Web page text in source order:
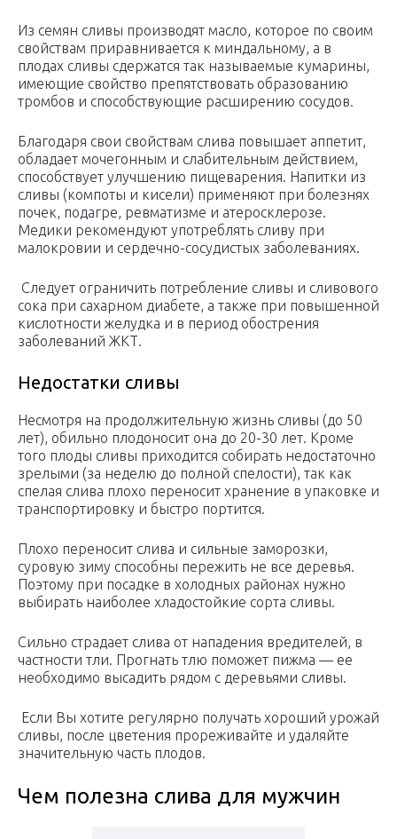
Из семян сливы производят масло, которое по своим
свойствам приравнивается к миндальному, а в
плодах сливы сдержатся так называемые кумарины,
имеющие свойство препятствовать образованию
тромбов и способствующие расширению сосудов.
Благодаря свои свойствам слива повышает аппетит,
обладает мочегонным и слабительным действием,
способствует улучшению пищеварения. Напитки из
сливы (компоты и кисели) применяют при болезнях
почек, подагре, ревматизме и атеросклерозе.
Медики рекомендуют употреблять сливу при
малокровии и сердечно-сосудистых заболеваниях.
Следует ограничить потребление сливы и сливового
сока при сахарном диабете, а также при повышенной
кислотности желудка и в период обострения
заболеваний ЖКТ.
Недостатки сливы
Несмотря на продолжительную жизнь сливы (до 50
лет), обильно плодоносит она до 20-30 лет. Кроме
того плоды сливы приходится собирать недостаточно
зрелыми (за неделю до полной спелости), так как
спелая слива плохо переносит хранение в упаковке и
транспортировку и быстро портится.
Плохо переносит слива и сильные заморозки,
суровую зиму способны пережить не все деревья.
Поэтому при посадке в холодных районах нужно
выбирать наиболее хладостойкие сорта сливы.
Сильно страдает слива от нападения вредителей, в
частности тли. Прогнать тлю поможет пижма — ее
необходимо высадить рядом с деревьями сливы.
Если Вы хотите регулярно получать хороший урожай
сливы, после цветения прореживайте и удаляйте
значительную часть плодов.
Чем полезна слива для мужчин